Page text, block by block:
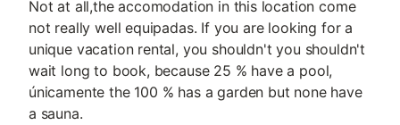
Not at all,the accomodation in this location come
not really well equipadas. If you are looking for a
unique vacation rental, you shouldn't you shouldn't
wait long to book, because 25 % have a pool,
únicamente the 100 % has a garden but none have
a sauna.